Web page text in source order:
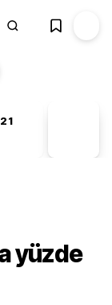
yüzde